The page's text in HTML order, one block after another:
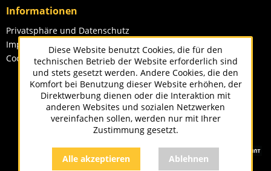
Informationen
Privatsphäre und Datenschutz
Impressum
Cookie-Einstellungen
Diese Website benutzt Cookies, die für den
technischen Betrieb der Website erforderlich sind
und stets gesetzt werden. Andere Cookies, die den
Komfort bei Benutzung dieser Website erhöhen, der
Direktwerbung dienen oder die Interaktion mit
anderen Websites und sozialen Netzwerken
vereinfachen sollen, werden nur mit Ihrer
Zustimmung gesetzt.
Alle akzeptieren Ablehnen